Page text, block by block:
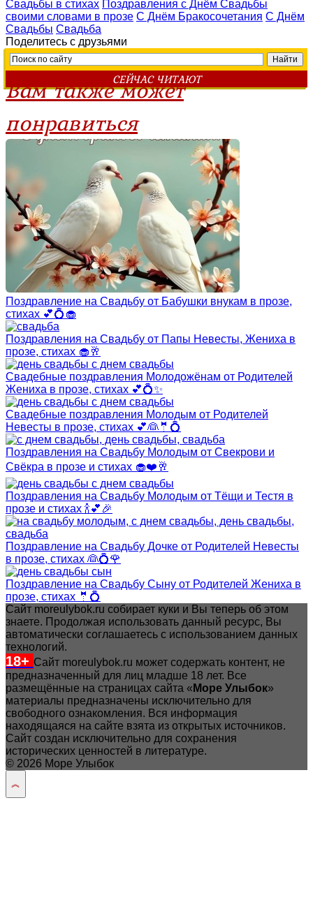
Свадьбы в стихах Поздравления с Днём Свадьбы
своими словами в прозе С Днём Бракосочетания С Днём
Свадьбы Свадьба
Поделитесь с друзьями
СЕЙЧАС ЧИТАЮТ
Вам также может
понравиться
Поздравление на Свадьбу от Бабушки внукам в прозе,
стихах 💕💍🧁
Поздравления на Свадьбу от Папы Невесты, Жениха в
прозе, стихах 🧁🥂
Свадебные поздравления Молодожёнам от Родителей
Жениха в прозе, стихах 💕💍✨
Свадебные поздравления Молодым от Родителей
Невесты в прозе, стихах 💕👰🤵💍
Поздравления на Свадьбу Молодым от Свекрови и
Свёкра в прозе и стихах 🧁❤️🥂
Поздравления на Свадьбу Молодым от Тёщи и Тестя в
прозе и стихах 🍾💕🎉
Поздравление на Свадьбу Дочке от Родителей Невесты
в прозе, стихах 👰💍🌹
Поздравление на Свадьбу Сыну от Родителей Жениха в
прозе, стихах 🤵💍
Сайт moreulybok.ru собирает куки и Вы теперь об этом
знаете. Продолжая использовать данный ресурс, Вы
автоматически соглашаетесь с использованием данных
технологий.
18+ Сайт moreulybok.ru может содержать контент, не
предназначенный для лиц младше 18 лет. Все
размещённые на страницах сайта « Море Улыбок»
материалы предназначены исключительно для
свободного ознакомления. Вся информация
находящаяся на сайте взята из открытых источников.
Сайт создан исключительно для сохранения
исторических ценностей в литературе.
© 2026 Море Улыбок